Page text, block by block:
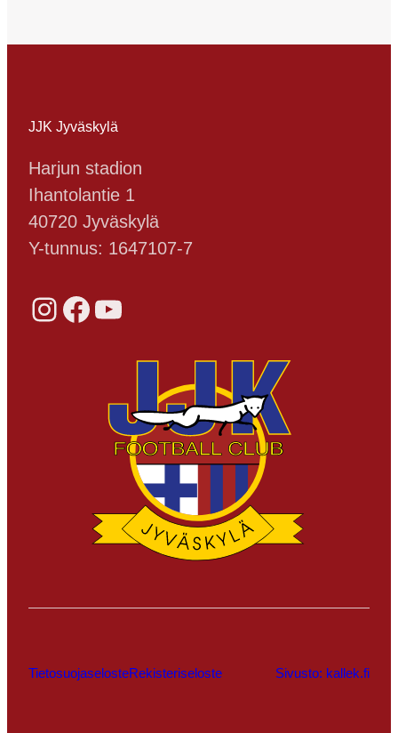
JJK Jyväskylä
Harjun stadion
Ihantolantie 1
40720 Jyväskylä
Y-tunnus: 1647107-7
Instagram Facebook YouTube
TietosuojaselosteRekisteriseloste Sivusto: kallek.fi